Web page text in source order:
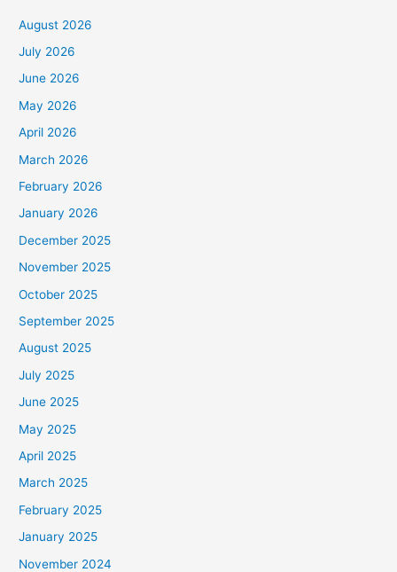
August 2026
July 2026
June 2026
May 2026
April 2026
March 2026
February 2026
January 2026
December 2025
November 2025
October 2025
September 2025
August 2025
July 2025
June 2025
May 2025
April 2025
March 2025
February 2025
January 2025
November 2024